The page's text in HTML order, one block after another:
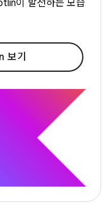
이 발전하는 모습
기